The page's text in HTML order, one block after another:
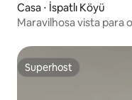
Casa ⋅ İspatlı Köyü
Maravilhosa vista para
Superhost
Superhost